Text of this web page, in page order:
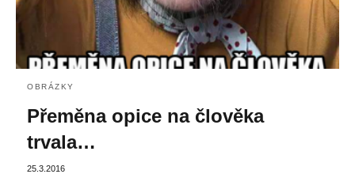
OBRÁZKY
Přeměna opice na člověka
trvala…
25.3.2016